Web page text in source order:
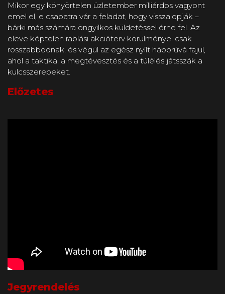
Mikor egy könyörtelen üzletember milliárdos vagyont
emel el, e csapatra vár a feladat, hogy visszalopják –
bárki más számára öngyilkos küldetéssel érne fel. Az
eleve képtelen rablási akcióterv körülményei csak
rosszabbodnak, és végül az egész nyílt háborúvá fajul,
ahol a taktika, a megtévesztés és a túlélés játsszák a
kulcsszerepeket.
Előzetes
Jegyrendelés